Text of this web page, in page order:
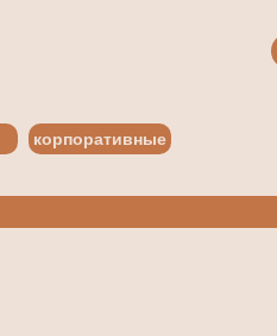
корпоративные